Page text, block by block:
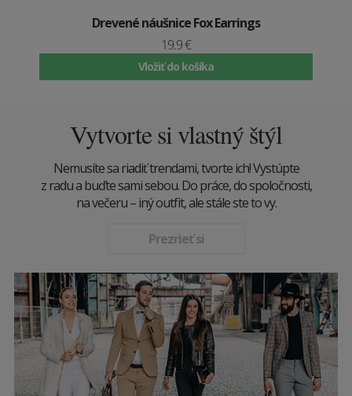
Drevené náušnice Fox Earrings
19.9 €
Vložiť do košíka
Vytvorte si vlastný štýl
Nemusíte sa riadiť trendami, tvorte ich! Vystúpte
z radu a buďte sami sebou. Do práce, do spoločnosti,
na večeru – iný outfit, ale stále ste to vy.
Prezrieť si